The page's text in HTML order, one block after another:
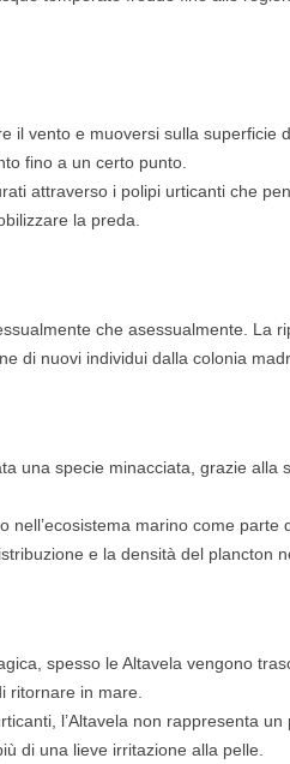
il vento e muoversi sulla superficie
fino a un certo punto.
attraverso i polipi urticanti che
la preda.
che asessualmente. La
di nuovi individui dalla colonia
una specie minacciata, grazie alla
nell’ecosistema marino come
e la densità del plancton
spesso le Altavela vengono
ritornare in mare.
l’Altavela non rappresenta
di una lieve irritazione alla pelle.